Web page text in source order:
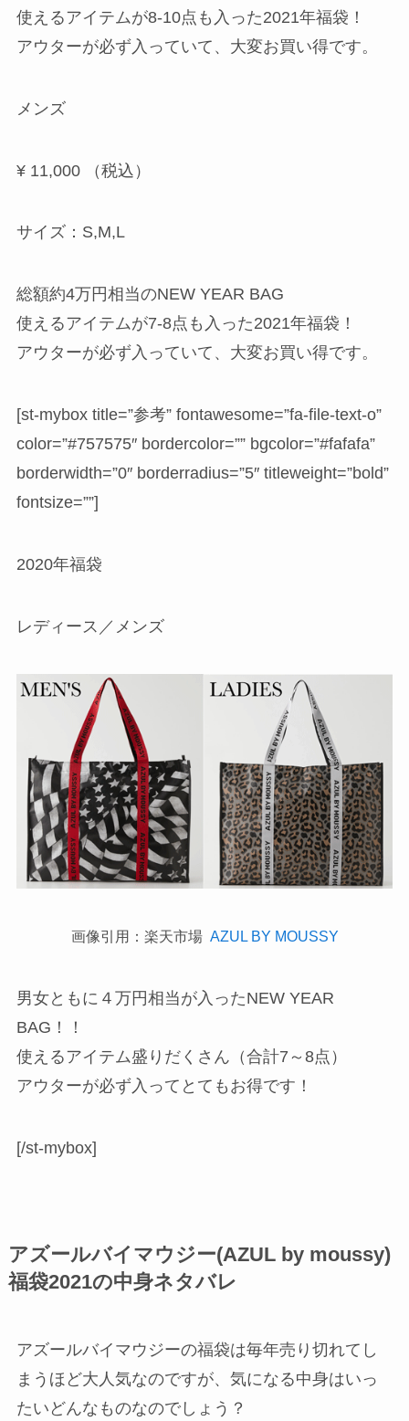
使えるアイテムが8-10点も入った2021年福袋！
アウターが必ず入っていて、大変お買い得です。
メンズ
¥ 11,000 （税込）
サイズ：S,M,L
総額約4万円相当のNEW YEAR BAG
使えるアイテムが7-8点も入った2021年福袋！
アウターが必ず入っていて、大変お買い得です。
[st-mybox title=”参考” fontawesome=”fa-file-text-o”
color=”#757575″ bordercolor=”” bgcolor=”#fafafa”
borderwidth=”0″ borderradius=”5″ titleweight=”bold”
fontsize=””]
2020年福袋
レディース／メンズ
画像引用：楽天市場 AZUL BY MOUSSY
男女ともに４万円相当が入ったNEW YEAR
BAG！！
使えるアイテム盛りだくさん（合計7～8点）
アウターが必ず入ってとてもお得です！
[/st-mybox]
アズールバイマウジー(AZUL by moussy)
福袋2021の中身ネタバレ
アズールバイマウジーの福袋は毎年売り切れてし
まうほど大人気なのですが、気になる中身はいっ
たいどんなものなのでしょう？